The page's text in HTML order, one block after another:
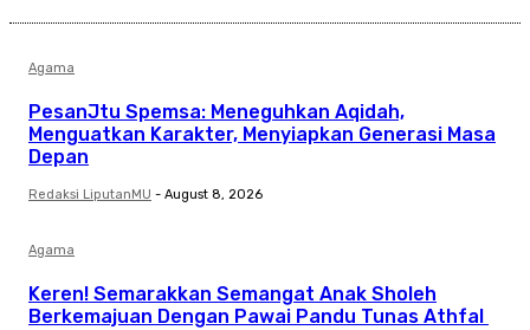
Agama
PesanJtu Spemsa: Meneguhkan Aqidah,
Menguatkan Karakter, Menyiapkan Generasi Masa
Depan
Redaksi LiputanMU - August 8, 2026
Agama
Keren! Semarakkan Semangat Anak Sholeh
Berkemajuan Dengan Pawai Pandu Tunas Athfal